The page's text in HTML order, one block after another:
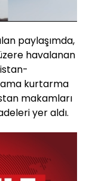
Hızı
paylaşımda,
havalanan
kurtarma
makamları
yer aldı.